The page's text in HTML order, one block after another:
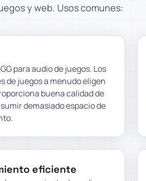
y web. Usos comunes:
para audio de juegos. Los
de juegos a menudo eligen
buena calidad de
demasiado espacio de
eficiente